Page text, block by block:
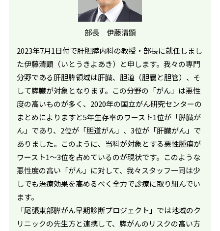
部長 伊藤清顕
2023年7月1日付で肝胆膵内科の教授・部長に就任しまし
た伊藤清顕（いとうきよあき）と申します。我々の専門
分野である肝胆膵領域は肝臓、胆道（胆嚢と胆管）、そ
して膵臓が対象となります。この分野の「がん」は悪性
度の高いものが多く、2020年の国立がん研究センターの
まとめによりますと5年生存率のワースト1位が「膵臓が
ん」であり、2位が「胆道がん」、3位が「肝臓がん」で
ありました。このように、当科が対象とする悪性腫瘍が
ワースト1～3位を占めているのが現状です。このような
悪性度の高い「がん」に対して、我々スタッフ一同は少
しでも治療効果を高めるべく全力で診療に取り組んでい
ます。
「尾張東部膵がん早期診断プロジェクト」では地域のク
リニックの先生方と連携して、膵がんのリスクの高い方